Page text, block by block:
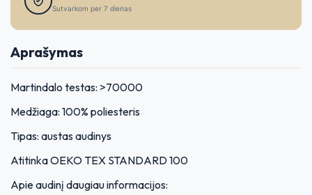
Sutvarkom per 7 dienas
Aprašymas
Martindalo testas: >70000
Medžiaga: 100% poliesteris
Tipas: austas audinys
Atitinka OEKO TEX STANDARD 100
Apie audinį daugiau informacijos: